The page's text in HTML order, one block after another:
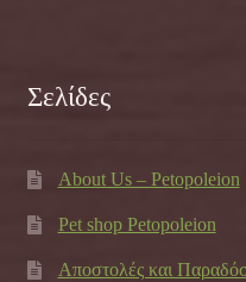
Σελίδες
About Us – Petopoleion
Pet shop Petopoleion
Αποστολές και